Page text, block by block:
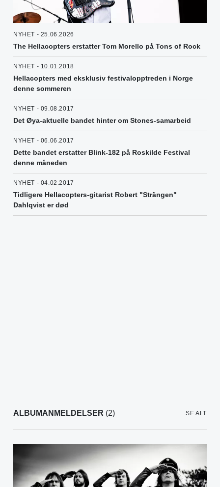
NYHET - 25.06.2026
The Hellacopters erstatter Tom Morello på Tons of Rock
NYHET - 10.01.2018
Hellacopters med eksklusiv festivalopptreden i Norge
denne sommeren
NYHET - 09.08.2017
Det Øya-aktuelle bandet hinter om Stones-samarbeid
NYHET - 06.06.2017
Dette bandet erstatter Blink-182 på Roskilde Festival
denne måneden
NYHET - 04.02.2017
Tidligere Hellacopters-gitarist Robert "Strängen"
Dahlqvist er død
ALBUMANMELDELSER (2) SE ALT